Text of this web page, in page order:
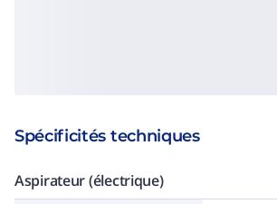
Spécificités techniques
Aspirateur (électrique)